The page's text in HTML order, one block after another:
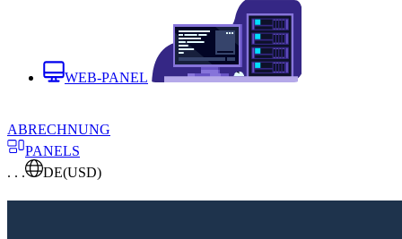
WEB-PANEL
ABRECHNUNG
PANELS
. . .
DE(USD)